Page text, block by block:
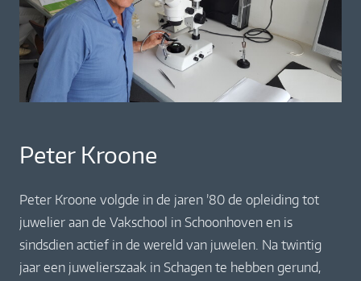
Peter Kroone
Peter Kroone volgde in de jaren ’80 de opleiding tot
juwelier aan de Vakschool in Schoonhoven en is
sindsdien actief in de wereld van juwelen. Na twintig
jaar een juwelierszaak in Schagen te hebben gerund,